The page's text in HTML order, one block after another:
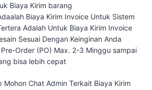
Biaya Kirim barang
Biaya Kirim Invoice Untuk Sistem
Adalah Untuk Biaya Kirim Invoice
Sesuai Dengan Keinginan Anda
Order (PO) Max. 2-3 Minggu sampai
bisa lebih cepat
Chat Admin Terkait Biaya Kirim